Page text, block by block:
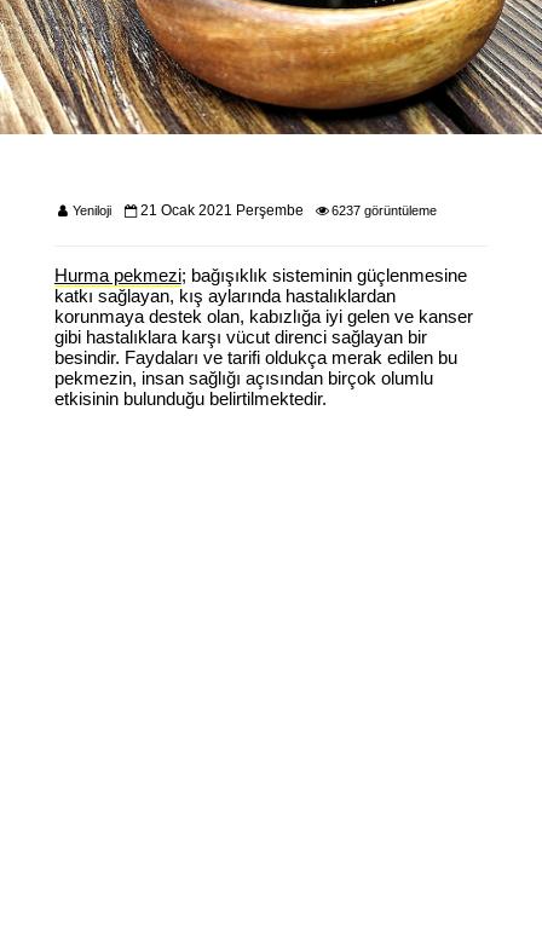
Yeniloji 21 Ocak 2021 Perşembe 6237 görüntüleme
Hurma pekmezi; bağışıklık sisteminin güçlenmesine
katkı sağlayan, kış aylarında hastalıklardan
korunmaya destek olan, kabızlığa iyi gelen ve kanser
gibi hastalıklara karşı vücut direnci sağlayan bir
besindir. Faydaları ve tarifi oldukça merak edilen bu
pekmezin, insan sağlığı açısından birçok olumlu
etkisinin bulunduğu belirtilmektedir.